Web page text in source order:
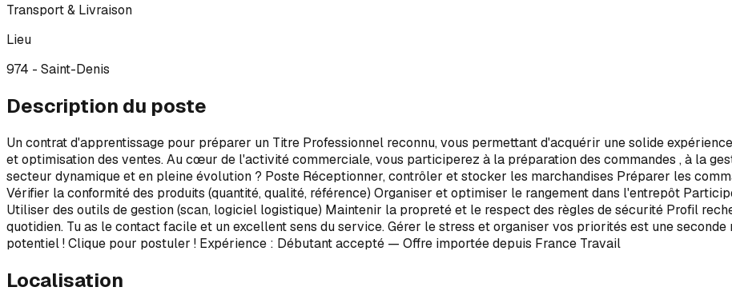
Transport & Livraison
Lieu
974 - Saint-Denis
Description du poste
Un contrat d'apprentissage pour préparer un Titre Professionnel reconnu, vous permettant d'acquérir une solide
et optimisation des ventes. Au cœur de l'activité commerciale, vous participerez à la préparation des commandes , à la
secteur dynamique et en pleine évolution ? Poste Réceptionner, contrôler et stocker les marchandises Préparer les
Vérifier la conformité des produits (quantité, qualité, référence) Organiser et optimiser le rangement dans l'entrepôt
Utiliser des outils de gestion (scan, logiciel logistique) Maintenir la propreté et le respect des règles de sécurité Profil
quotidien. Tu as le contact facile et un excellent sens du service. Gérer le stress et organiser vos priorités est une
potentiel ! Clique pour postuler ! Expérience : Débutant accepté — Offre importée depuis France Travail
Localisation